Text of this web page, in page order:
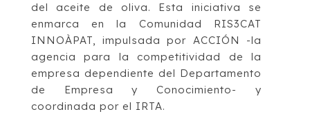
del aceite de oliva. Esta iniciativa se
enmarca en la Comunidad RIS3CAT
INNOÀPAT, impulsada por ACCIÓN -la
agencia para la competitividad de la
empresa dependiente del Departamento
de Empresa y Conocimiento- y
coordinada por el IRTA.